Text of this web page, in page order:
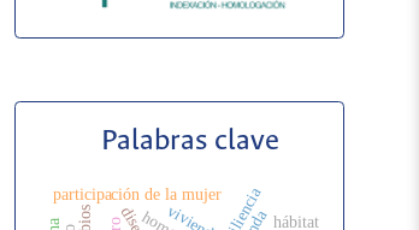
Palabras clave
participación de la mujer
hábitat